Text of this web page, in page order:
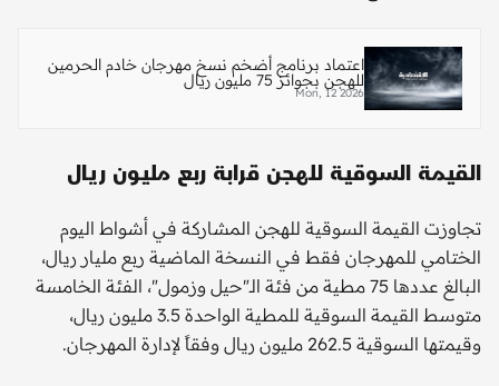
اعتماد برنامج أضخم نسخ مهرجان خادم الحرمين
للهجن بجوائز 75 مليون ريال
Mon, 12 2026
القيمة السوقية للهجن قرابة ربع مليون ريال
تجاوزت القيمة السوقية للهجن المشاركة في أشواط اليوم
الختامي للمهرجان فقط في النسخة الماضية ربع مليار ريال،
البالغ عددها 75 مطية من فئة الـ"حيل وزمول"، الفئة الخامسة
متوسط القيمة السوقية للمطية الواحدة 3.5 مليون ريال،
وقيمتها السوقية 262.5 مليون ريال وفقاً لإدارة المهرجان.